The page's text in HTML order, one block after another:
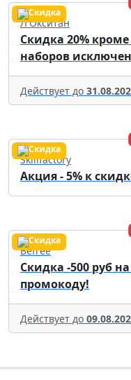
Л'Окситан
Скидка 20%
наборов
Действует до
Skillfactory
Акция - 5% к
Befree
Скидка -500 руб
промокоду!
Действует до